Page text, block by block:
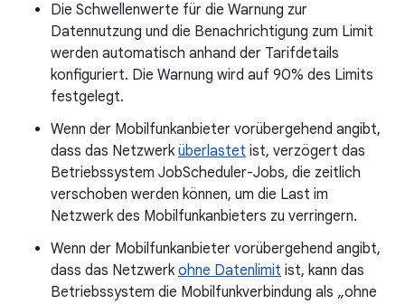
Die Schwellenwerte für die Warnung zur
Datennutzung und die Benachrichtigung zum Limit
werden automatisch anhand der Tarifdetails
konfiguriert. Die Warnung wird auf 90% des Limits
festgelegt.
Wenn der Mobilfunkanbieter vorübergehend angibt,
dass das Netzwerk überlastet ist, verzögert das
Betriebssystem JobScheduler-Jobs, die zeitlich
verschoben werden können, um die Last im
Netzwerk des Mobilfunkanbieters zu verringern.
Wenn der Mobilfunkanbieter vorübergehend angibt,
dass das Netzwerk ohne Datenlimit ist, kann das
Betriebssystem die Mobilfunkverbindung als „ohne